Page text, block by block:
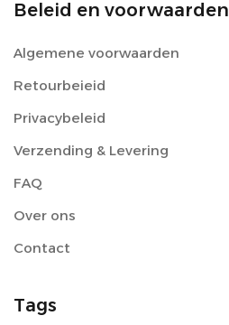
Beleid en voorwaarden
Algemene voorwaarden
Retourbeieid
Privacybeleid
Verzending & Levering
FAQ
Over ons
Contact
Tags